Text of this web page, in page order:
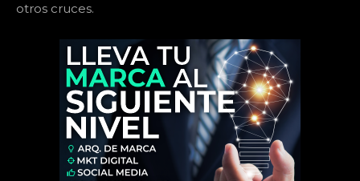
otros cruces.